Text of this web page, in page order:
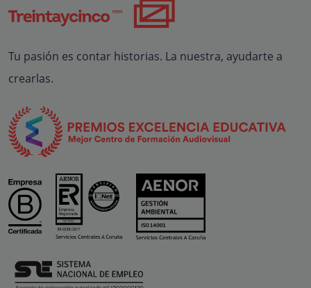
Tu pasión es contar historias. La nuestra, ayudarte a
crearlas.